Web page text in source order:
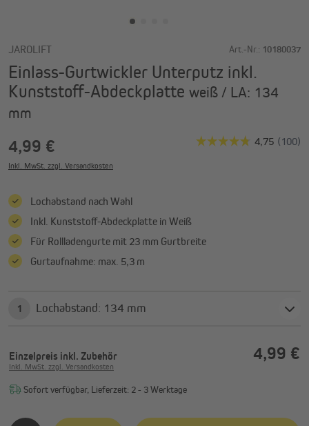
JAROLIFT Art.-Nr.: 10180037
Einlass-Gurtwickler Unterputz inkl.
Kunststoff-Abdeckplatte weiß / LA: 134
mm
4,99 €
Inkl. MwSt. zzgl. Versandkosten
Lochabstand nach Wahl
Inkl. Kunststoff-Abdeckplatte in Weiß
Für Rollladengurte mit 23 mm Gurtbreite
Gurtaufnahme: max. 5,3 m
1 Lochabstand: 134 mm
Einzelpreis inkl. Zubehör 4,99 €
Inkl. MwSt. zzgl. Versandkosten
Sofort verfügbar, Lieferzeit: 2 - 3 Werktage